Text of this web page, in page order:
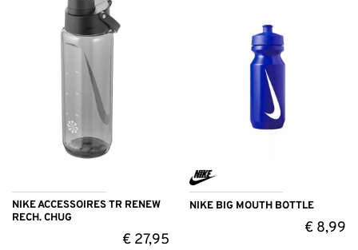
NIKE ACCESSOIRES TR RENEW
RECH. CHUG
€27,95
NIKE BIG MOUTH BOTTLE
€ 8,99